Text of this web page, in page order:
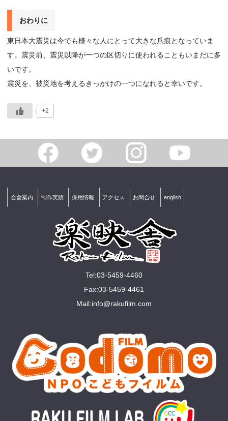
おわりに
東日本大震災は今でも様々な人にとって大きな爪痕となっていま
す。震災前、震災以降が一つの区切りに使われることもいまだに多
いです。
震災を、被災地を考えるきっかけの一つになれると幸いです。
+2
会舎案内 制作実績 採用情報 アクセス お問合せ english
Tel:03-5459-4460
Fax:03-5459-4461
Mail:info@rakuﬁlm.com